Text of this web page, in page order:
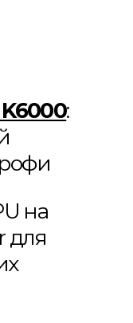
:
на
для